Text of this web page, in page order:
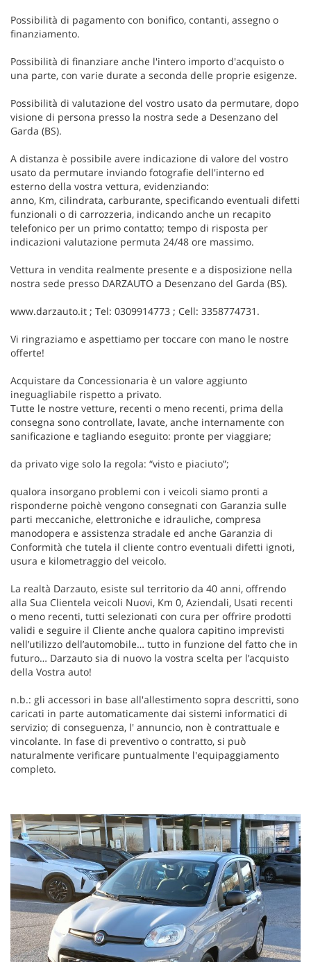
Possibilità di pagamento con bonifico, contanti, assegno o
finanziamento.
Possibilità di finanziare anche l'intero importo d'acquisto o
una parte, con varie durate a seconda delle proprie esigenze.
Possibilità di valutazione del vostro usato da permutare, dopo
visione di persona presso la nostra sede a Desenzano del
Garda (BS).
A distanza è possibile avere indicazione di valore del vostro
usato da permutare inviando fotografie dell'interno ed
esterno della vostra vettura, evidenziando:
anno, Km, cilindrata, carburante, specificando eventuali difetti
funzionali o di carrozzeria, indicando anche un recapito
telefonico per un primo contatto; tempo di risposta per
indicazioni valutazione permuta 24/48 ore massimo.
Vettura in vendita realmente presente e a disposizione nella
nostra sede presso DARZAUTO a Desenzano del Garda (BS).
www.darzauto.it ; Tel: 0309914773 ; Cell: 3358774731.
Vi ringraziamo e aspettiamo per toccare con mano le nostre
offerte!
Acquistare da Concessionaria è un valore aggiunto
ineguagliabile rispetto a privato.
Tutte le nostre vetture, recenti o meno recenti, prima della
consegna sono controllate, lavate, anche internamente con
sanificazione e tagliando eseguito: pronte per viaggiare;
da privato vige solo la regola: “visto e piaciuto”;
qualora insorgano problemi con i veicoli siamo pronti a
risponderne poichè vengono consegnati con Garanzia sulle
parti meccaniche, elettroniche e idrauliche, compresa
manodopera e assistenza stradale ed anche Garanzia di
Conformità che tutela il cliente contro eventuali difetti ignoti,
usura e kilometraggio del veicolo.
La realtà Darzauto, esiste sul territorio da 40 anni, offrendo
alla Sua Clientela veicoli Nuovi, Km 0, Aziendali, Usati recenti
o meno recenti, tutti selezionati con cura per offrire prodotti
validi e seguire il Cliente anche qualora capitino imprevisti
nell’utilizzo dell’automobile… tutto in funzione del fatto che in
futuro… Darzauto sia di nuovo la vostra scelta per l’acquisto
della Vostra auto!
n.b.: gli accessori in base all'allestimento sopra descritti, sono
caricati in parte automaticamente dai sistemi informatici di
servizio; di conseguenza, l' annuncio, non è contrattuale e
vincolante. In fase di preventivo o contratto, si può
naturalmente verificare puntualmente l'equipaggiamento
completo.